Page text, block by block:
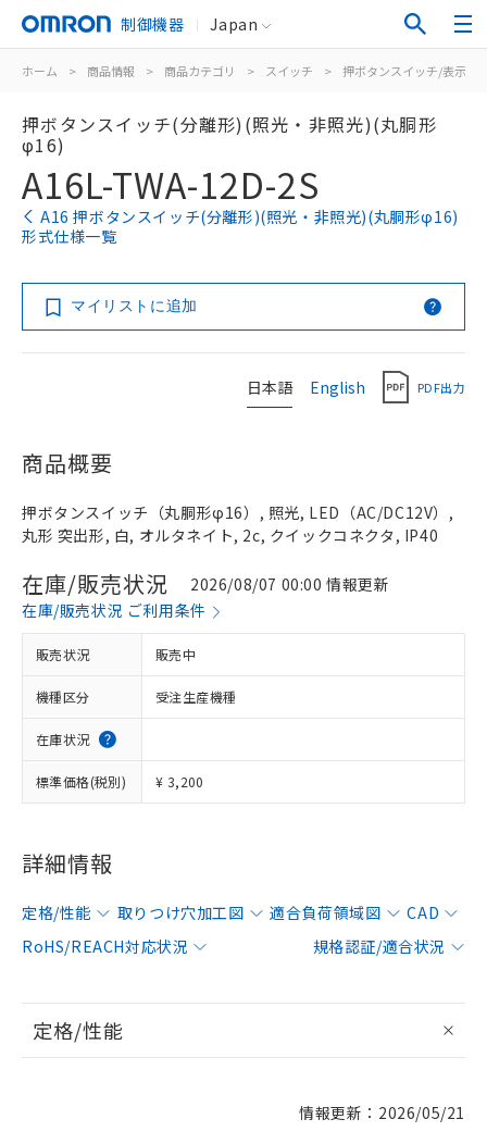
制御機器 Japan
ホーム > 商品情報 > 商品カテゴリ > スイッチ > 押ボタンスイッチ/表示灯
押ボタンスイッチ(分離形)(照光・非照光)(丸胴形
φ16)
A16L-TWA-12D-2S
A16 押ボタンスイッチ(分離形)(照光・非照光)(丸胴形φ16)
形式仕様一覧
マイリストに追加
日本語 English PDF出力
商品概要
押ボタンスイッチ（丸胴形φ16）, 照光, LED（AC/DC12V）,
丸形 突出形, 白, オルタネイト, 2c, クイックコネクタ, IP40
在庫/販売状況
2026/08/07 00:00 情報更新
在庫/販売状況 ご利用条件
販売状況 販売中
機種区分 受注生産機種
在庫状況
標準価格(税別) ¥ 3,200
詳細情報
定格/性能 取りつけ穴加工図 適合負荷領域図
CAD
RoHS/REACH対応状況
規格認証/適合状況
定格/性能
情報更新：2026/05/21